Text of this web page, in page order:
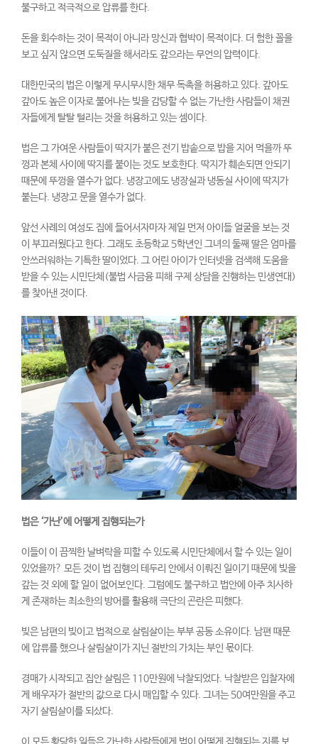
불구하고 적극적으로 압류를 한다.
돈을 회수하는 것이 목적이 아니라 망신과 협박이 목적이다. 더 험한 꼴을
보고 싶지 않으면 도둑질을 해서라도 갚으라는 무언의 압력이다.
대한민국의 법은 이렇게 무시무시한 채무 독촉을 허용하고 있다. 갚아도
갚아도 높은 이자로 불어나는 빚을 감당할 수 없는 가난한 사람들이 채권
자들에게 탈탈 털리는 것을 허용하고 있는 셈이다.
법은 그 가여운 사람들이 딱지가 붙은 전기 밥솥으로 밥을 지어 먹을까 뚜
껑과 본체 사이에 딱지를 붙이는 것도 보호한다. 딱지가 훼손되면 안되기
때문에 뚜껑을 열수가 없다. 냉장고에도 냉장실과 냉동실 사이에 딱지가
붙는다. 냉장고 문을 열수가 없다.
앞선 사례의 여성도 집에 들어서자마자 제일 먼저 아이들 얼굴을 보는 것
이 부끄러웠다고 한다. 그래도 초등학교 5학년인 그녀의 둘째 딸은 엄마를
안쓰러워하는 기특한 딸이었다. 그 어린 아이가 인터넷을 검색해 도움을
받을 수 있는 시민단체(불법 사금융 피해 구제 상담을 진행하는 민생연대)
를 찾아낸 것이다.
법은‘가난’에 어떻게 집행되는가
이들이 이 끔찍한 날벼락을 피할 수 있도록 시민단체에서 할 수 있는 일이
있었을까? 모든 것이 법 집행의 테두리 안에서 이뤄진 일이기 때문에 빚을
갚는 것 외에 할 일이 없어보인다. 그럼에도 불구하고 법안에 아주 치사하
게 존재하는 최소한의 방어를 활용해 극단의 곤란은 피했다.
빚은 남편의 빚이고 법적으로 살림살이는 부부 공동 소유이다. 남편 때문
에 압류를 했으나 살림살이가 지닌 절반의 가치는 부인 몫이다.
경매가 시작되고 집안 살림은 110만원에 낙찰되었다. 낙찰받은 입찰자에
게 배우자가 절반의 값으로 다시 매입할 수 있다. 그녀는 50여만원을 주고
자기 살림살이를 되샀다.
이 모든 황당한 일들은 가난한 사람들에게 법이 어떻게 집행되는 지를 보